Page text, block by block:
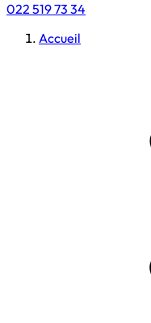
022 519 73 34
Accueil